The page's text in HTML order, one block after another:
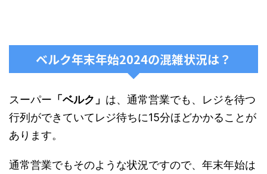
ベルク年末年始2024の混雑状況は？
スーパー 「ベルク」 は、通常営業でも、レジを待つ
行列ができていてレジ待ちに15分ほどかかることが
あります。
通常営業でもそのような状況ですので、年末年始は